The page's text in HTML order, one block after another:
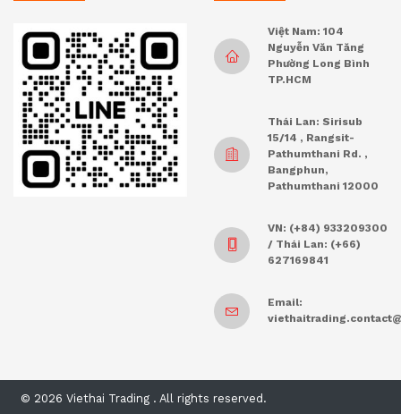
Việt Nam: 104
Nguyễn Văn Tăng
Phường Long Bình
TP.HCM
Thái Lan: Sirisub
15/14 , Rangsit-
Pathumthani Rd. ,
Bangphun,
Pathumthani 12000
VN: (+84) 933209300
/ Thái Lan: (+66)
627169841
Email:
© 2026 Viethai Trading . All rights reserved.